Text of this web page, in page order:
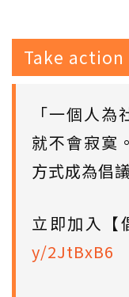
Take action
「一個人
就不會寂寞
方式成為倡
立即加入【
y/2JtBxB6